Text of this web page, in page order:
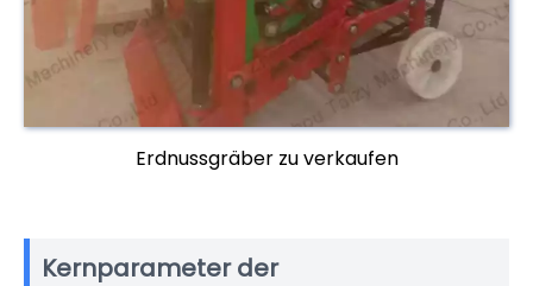
Erdnussgräber zu verkaufen
Kernparameter der